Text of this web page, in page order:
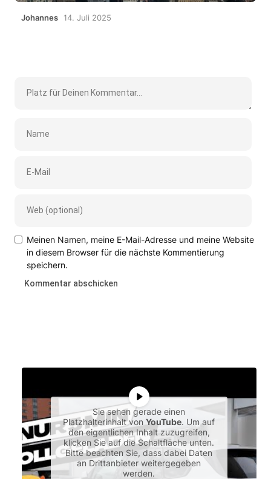
Johannes 14. Juli 2025
Meinen Namen, meine E-Mail-Adresse und meine Website
in diesem Browser für die nächste Kommentierung
speichern.
Sie sehen gerade einen
Platzhalterinhalt vonYouTube. Um auf
den eigentlichen Inhalt zuzugreifen,
klicken Sie auf die Schaltfläche unten.
Bitte beachten Sie, dass dabei Daten
an Drittanbieter weitergegeben
werden.